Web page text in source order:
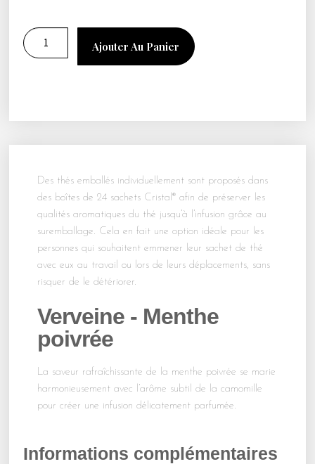
Ajouter Au Panier
Des thés emballés individuellement sont proposés dans
des boîtes de 24 sachets Cristal® afin de préserver les
qualités aromatiques du thé jusqu’à l’infusion grâce au
suremballage. Cela en fait une option idéale pour les
personnes qui souhaitent emmener leur sachet de thé
avec eux au travail ou lors de leurs déplacements, sans
risquer de le détériorer.
Verveine - Menthe
poivrée
La saveur rafraîchissante de la menthe poivrée se marie
harmonieusement avec l’arôme subtil de la camomille
pour créer une infusion délicatement parfumée.
Informations complémentaires